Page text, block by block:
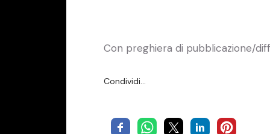
Con preghiera di pubblicazione/
Condividi…